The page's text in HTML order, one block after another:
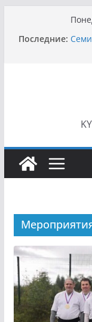
содержимому
Последние:
I
/
II